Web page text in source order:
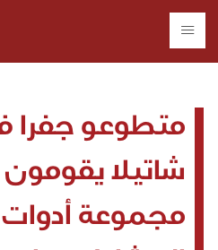
متطوعو جفرا
شاتيلا يقومون
مجموعة أدوات